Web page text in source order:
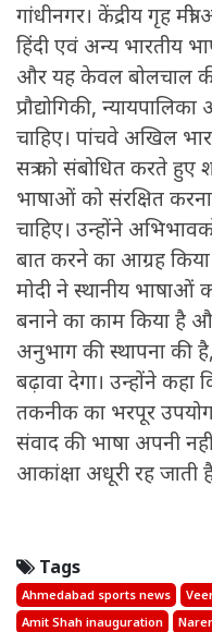
गांधीनगर। केंद्रीय गृह
हिंदी एवं अन्य भारतीय
और यह केवल बोलचाल की
प्रौद्योगिकी,
चाहिए। पांचवे अखिल
सत्र को संबोधित करते हुए
भाषाओं को संरक्षित
चाहिए। उन्होंने
बात करने का आग्रह किया।
मोदी ने स्थानीय
बनाने का काम किया है
अनुभाग की स्थापना की
बढ़ावा देगा। उन्होंने
तकनीक का भरपूर
संवाद की भाषा अपनी
आकांक्षा अधूरी रह जाती
Tags
Ahmedabad sports news
Amit Shah inauguration